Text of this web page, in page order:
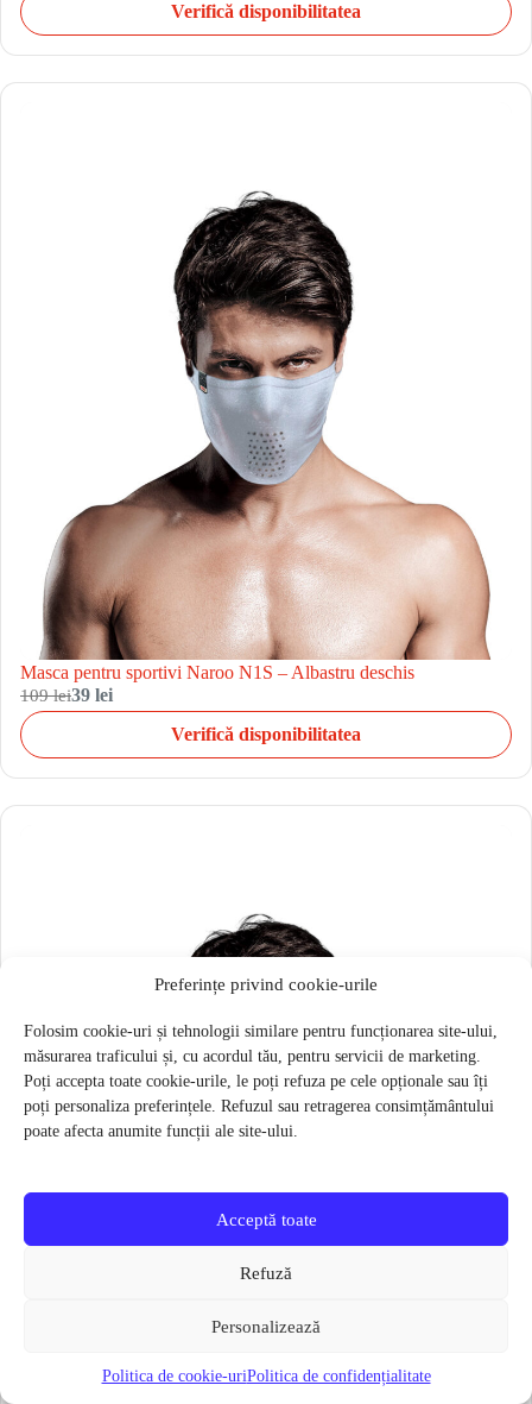
Preferințe privind cookie-urile
Folosim cookie-uri și tehnologii similare pentru funcționarea site-ului,
măsurarea traficului și, cu acordul tău, pentru servicii de marketing.
Poți accepta toate cookie-urile, le poți refuza pe cele opționale sau îți
poți personaliza preferințele. Refuzul sau retragerea consimțământului
poate afecta anumite funcții ale site-ului.
Acceptă toate
Refuză
Personalizează
Politica de cookie-uriPolitica de confidențialitate
Verifică disponibilitatea
Masca pentru sportivi Naroo N1S – Albastru deschis
109 lei39 lei
Verifică disponibilitatea